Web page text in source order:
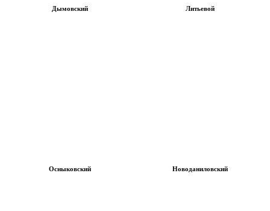
Дымовский Литьевой
Осныковский Новоданиловский